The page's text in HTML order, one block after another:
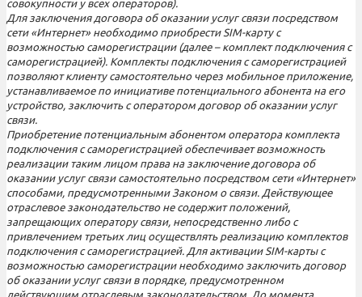
совокупности у всех операторов).
Для заключения договора об оказании услуг связи посредством
сети «Интернет» необходимо приобрести SIM-карту с
возможностью саморегистрации (далее – комплект подключения с
саморегистрацией). Комплекты подключения с саморегистрацией
позволяют клиенту самостоятельно через мобильное приложение,
устанавливаемое по инициативе потенциального абонента на его
устройство, заключить с оператором договор об оказании услуг
связи.
Приобретение потенциальным абонентом оператора комплекта
подключения с саморегистрацией обеспечивает возможность
реализации таким лицом права на заключение договора об
оказании услуг связи самостоятельно посредством сети «Интернет»
способами, предусмотренными Законом о связи. Действующее
отраслевое законодательство не содержит положений,
запрещающих оператору связи, непосредственно либо с
привлечением третьих лиц осуществлять реализацию комплектов
подключения с саморегистрацией. Для активации SIM-карты с
возможностью саморегистрации необходимо заключить договор
об оказании услуг связи в порядке, предусмотренном